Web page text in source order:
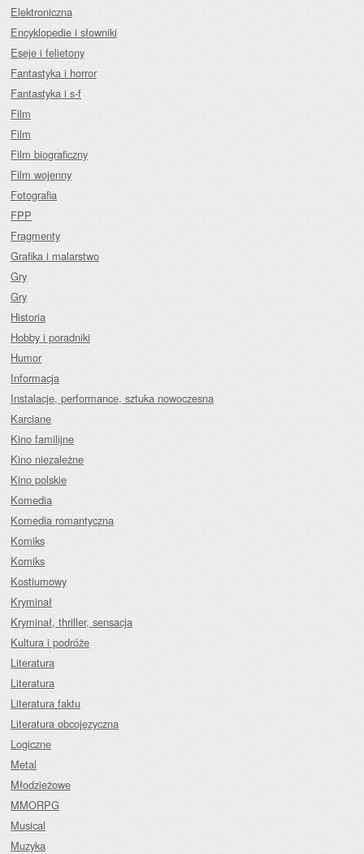
Elektroniczna
Encyklopedie i słowniki
Eseje i felietony
Fantastyka i horror
Fantastyka i s-f
Film
Film
Film biograficzny
Film wojenny
Fotografia
FPP
Fragmenty
Grafika i malarstwo
Gry
Gry
Historia
Hobby i poradniki
Humor
Informacja
Instalacje, performance, sztuka nowoczesna
Karciane
Kino familijne
Kino niezależne
Kino polskie
Komedia
Komedia romantyczna
Komiks
Komiks
Kostiumowy
Kryminał
Kryminał, thriller, sensacja
Kultura i podróże
Literatura
Literatura
Literatura faktu
Literatura obcojęzyczna
Logiczne
Metal
Młodzieżowe
MMORPG
Musical
Muzyka